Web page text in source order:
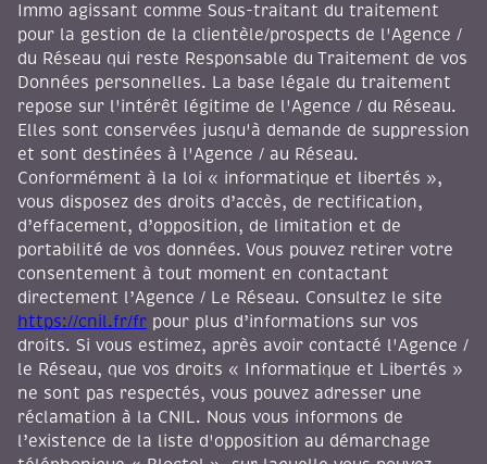
Immo agissant comme Sous-traitant du traitement
pour la gestion de la clientèle/prospects de l'Agence /
du Réseau qui reste Responsable du Traitement de vos
Données personnelles. La base légale du traitement
repose sur l'intérêt légitime de l'Agence / du Réseau.
Elles sont conservées jusqu'à demande de suppression
et sont destinées à l'Agence / au Réseau.
Conformément à la loi « informatique et libertés »,
vous disposez des droits d’accès, de rectification,
d’effacement, d’opposition, de limitation et de
portabilité de vos données. Vous pouvez retirer votre
consentement à tout moment en contactant
directement l’Agence / Le Réseau. Consultez le site
https://cnil.fr/fr pour plus d’informations sur vos
droits. Si vous estimez, après avoir contacté l'Agence /
le Réseau, que vos droits « Informatique et Libertés »
ne sont pas respectés, vous pouvez adresser une
réclamation à la CNIL. Nous vous informons de
l’existence de la liste d'opposition au démarchage